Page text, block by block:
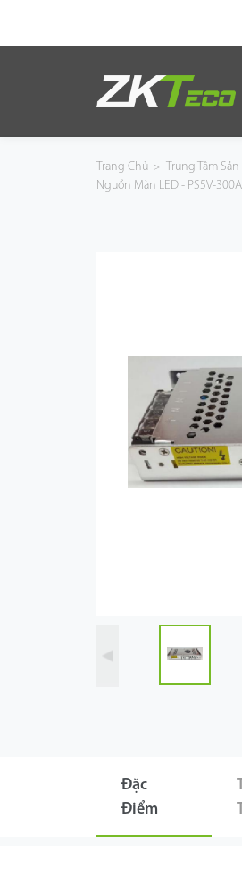
Kiểm Soát Lối Vào Thông Minh
Trang Chủ > Trung Tâm
Nguồn Màn LED - PS5V-
Đặc
Điểm